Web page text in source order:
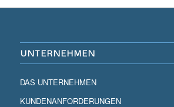
UNTERNEHMEN
DAS UNTERNEHMEN
KUNDENANFORDERUNGEN